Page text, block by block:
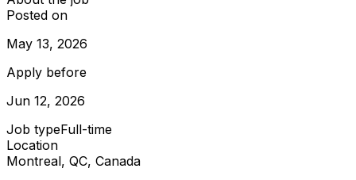
Posted on
May 13, 2026
Apply before
Jun 12, 2026
Job typeFull-time
Location
Montreal, QC, Canada